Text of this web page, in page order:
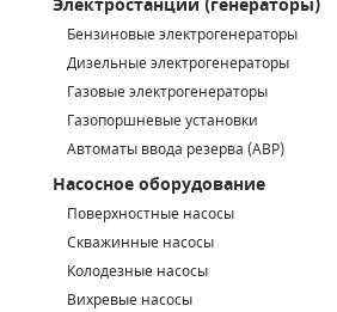
Электростанции (генераторы)
Бензиновые электрогенераторы
Дизельные электрогенераторы
Газовые электрогенераторы
Газопоршневые установки
Автоматы ввода резерва (АВР)
Насосное оборудование
Поверхностные насосы
Скважинные насосы
Колодезные насосы
Вихревые насосы
ДАТЧИКИ
РУКАВА ВЫСОКОГО ДАВЛЕНИЯ (РВД)
ЗАПЧАСТИ ДЛЯ ВИНТОВЫХ КОМПРЕССОРОВ
СМЕННЫЕ ЭЛЕМЕНТЫ МАГИСТРАЛЬНЫХ
ДЛЯ АДСОРБЦИОННЫХ ОСУШИТЕЛЕЙ